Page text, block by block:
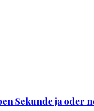
Sekunde ja oder